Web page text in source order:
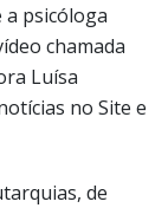
psicóloga
chamada
Luísa
no Site e
de